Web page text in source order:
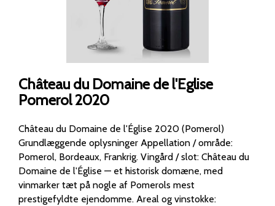
Château du Domaine de l'Eglise
Pomerol 2020
Château du Domaine de l'Église 2020 (Pomerol)
Grundlæggende oplysninger Appellation / område:
Pomerol, Bordeaux, Frankrig. Vingård / slot: Château du
Domaine de l'Église — et historisk domæne, med
vinmarker tæt på nogle af Pomerols mest
prestigefyldte ejendomme. Areal og vinstokke: